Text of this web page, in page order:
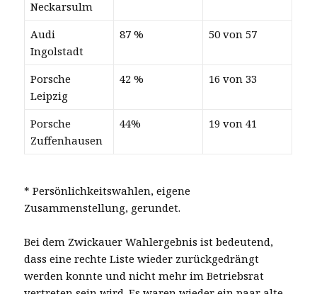
Neckarsulm
Audi
Ingolstadt
87 % 50 von 57
Porsche
Leipzig
42 % 16 von 33
Porsche
Zuffenhausen
44% 19 von 41
* Persönlichkeitswahlen, eigene
Zusammenstellung, gerundet.
Bei dem Zwickauer Wahlergebnis ist bedeutend,
dass eine rechte Liste wieder zurückgedrängt
werden konnte und nicht mehr im Betriebsrat